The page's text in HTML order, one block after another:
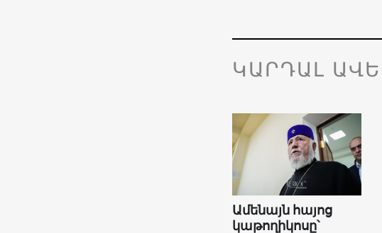
ԿԱՐԴԱԼ
Ամենայն հայոց
կաթողիկոսը՝